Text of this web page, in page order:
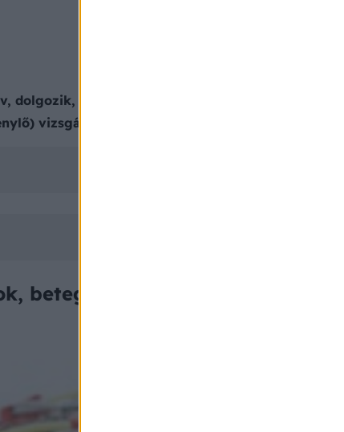
dolgozik, az idegsejtek folyamatosan
vizsgálat, segítségével e jelek kimutathatóak,
betegségek kimutatására